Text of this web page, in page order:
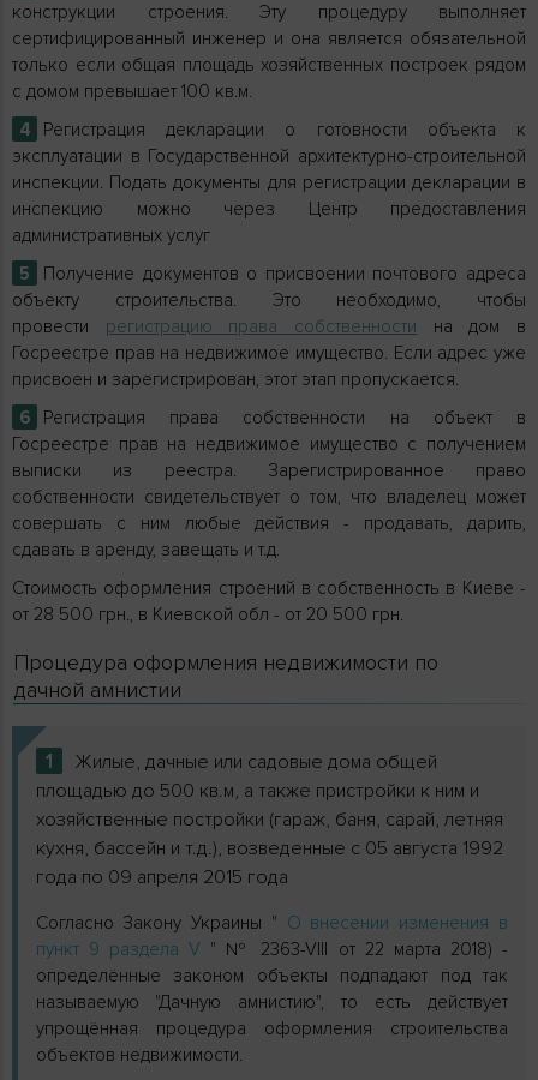
конструкции строения. Эту процедуру выполняет
сертифицированный инженер и она является обязательной
только если общая площадь хозяйственных построек рядом
с домом превышает 100 кв.м.
Регистрация декларации о готовности объекта к
эксплуатации в Государственной архитектурно-строительной
инспекции. Подать документы для регистрации декларации в
инспекцию можно через Центр предоставления
административных услуг
Получение документов о присвоении почтового адреса
объекту строительства. Это необходимо, чтобы
провести регистрацию права собственности на дом в
Госреестре прав на недвижимое имущество. Если адрес уже
присвоен и зарегистрирован, этот этап пропускается.
Регистрация права собственности на объект в
Госреестре прав на недвижимое имущество с получением
выписки из реестра. Зарегистрированное право
собственности свидетельствует о том, что владелец может
совершать с ним любые действия - продавать, дарить,
сдавать в аренду, завещать и т.д.
Стоимость оформления строений в собственность в Киеве -
от 28 500 грн., в Киевской обл - от 20 500 грн.
Процедура оформления недвижимости по
дачной амнистии
1
Жилые, дачные или садовые дома общей
площадью до 500 кв.м, а также пристройки к ним и
хозяйственные постройки (гараж, баня, сарай, летняя
кухня, бассейн и т.д.), возведенные с 05 августа 1992
года по 09 апреля 2015 года
Согласно Закону Украины " О внесении изменения в
пункт 9 раздела V " № 2363-VIII от 22 марта 2018) -
определённые законом объекты подпадают под так
называемую "Дачную амнистию", то есть действует
упрощённая процедура оформления строительства
объектов недвижимости.